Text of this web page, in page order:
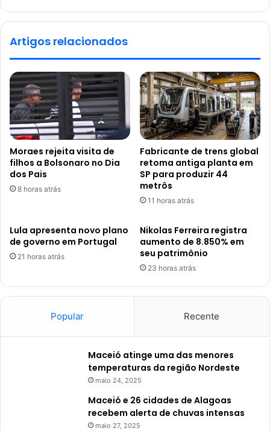
Artigos relacionados
Moraes rejeita visita de
filhos a Bolsonaro no Dia
dos Pais
8 horas atrás
Fabricante de trens global
retoma antiga planta em
SP para produzir 44
metrôs
11 horas atrás
Lula apresenta novo plano
de governo em Portugal
21 horas atrás
Nikolas Ferreira registra
aumento de 8.850% em
seu patrimônio
23 horas atrás
Popular Recente
Maceió atinge uma das menores
temperaturas da região Nordeste
maio 24, 2025
Maceió e 26 cidades de Alagoas
recebem alerta de chuvas intensas
maio 27, 2025